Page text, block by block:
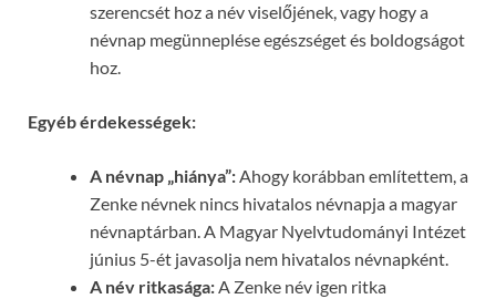
szerencsét hoz a név viselőjének, vagy hogy a
névnap megünneplése egészséget és boldogságot
hoz.
Egyéb érdekességek:
A névnap „hiánya”:Ahogy korábban említettem, a
Zenke névnek nincs hivatalos névnapja a magyar
névnaptárban. A Magyar Nyelvtudományi Intézet
június 5-ét javasolja nem hivatalos névnapként.
A név ritkasága:A Zenke név igen ritka